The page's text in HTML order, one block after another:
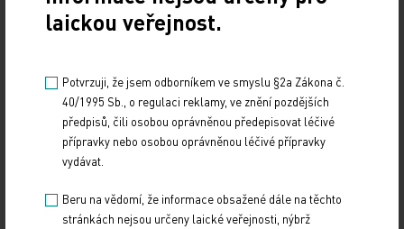
laickou veřejnost.
Potvrzuji, že jsem odborníkem ve smyslu §2a Zákona č.
40/1995 Sb., o regulaci reklamy, ve znění pozdějších
předpisů, čili osobou oprávněnou předepisovat léčivé
přípravky nebo osobou oprávněnou léčivé přípravky
vydávat.
Beru na vědomí, že informace obsažené dále na těchto
stránkách nejsou určeny laické veřejnosti, nýbrž